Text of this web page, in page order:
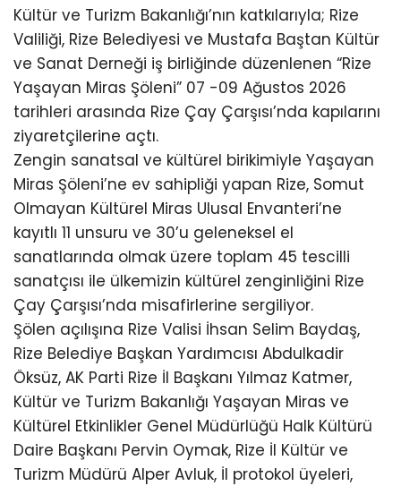
Kültür ve Turizm Bakanlığı’nın katkılarıyla; Rize
Valiliği, Rize Belediyesi ve Mustafa Baştan Kültür
ve Sanat Derneği iş birliğinde düzenlenen “Rize
Yaşayan Miras Şöleni” 07 -09 Ağustos 2026
tarihleri arasında Rize Çay Çarşısı’nda kapılarını
ziyaretçilerine açtı.
Zengin sanatsal ve kültürel birikimiyle Yaşayan
Miras Şöleni’ne ev sahipliği yapan Rize, Somut
Olmayan Kültürel Miras Ulusal Envanteri’ne
kayıtlı 11 unsuru ve 30’u geleneksel el
sanatlarında olmak üzere toplam 45 tescilli
sanatçısı ile ülkemizin kültürel zenginliğini Rize
Çay Çarşısı’nda misafirlerine sergiliyor.
Şölen açılışına Rize Valisi İhsan Selim Baydaş,
Rize Belediye Başkan Yardımcısı Abdulkadir
Öksüz, AK Parti Rize İl Başkanı Yılmaz Katmer,
Kültür ve Turizm Bakanlığı Yaşayan Miras ve
Kültürel Etkinlikler Genel Müdürlüğü Halk Kültürü
Daire Başkanı Pervin Oymak, Rize İl Kültür ve
Turizm Müdürü Alper Avluk, İl protokol üyeleri,